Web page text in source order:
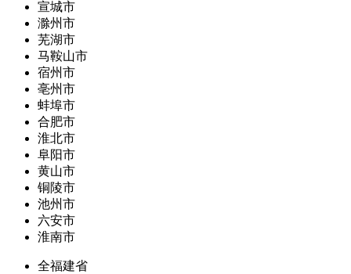
宣城市
滁州市
芜湖市
马鞍山市
宿州市
亳州市
蚌埠市
合肥市
淮北市
阜阳市
黄山市
铜陵市
池州市
六安市
淮南市
全福建省